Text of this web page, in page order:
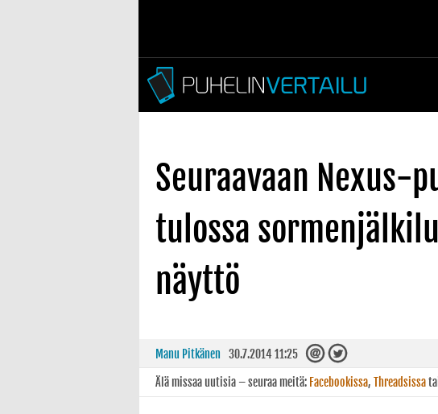
Seuraavaan Nexus-
tulossa
näyttö
Manu Pitkänen 30.7.2014 11:25
Älä missaa uutisia – seuraa meitä: Facebookissa, Threadsissa